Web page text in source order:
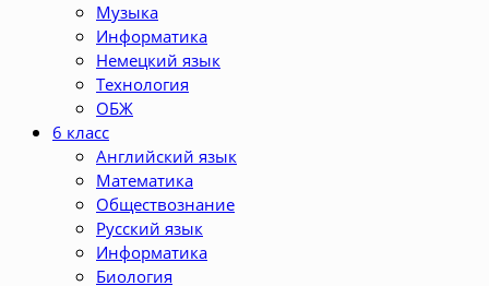
Музыка
Информатика
Немецкий язык
Технология
ОБЖ
6 класс
Английский язык
Математика
Обществознание
Русский язык
Информатика
Биология